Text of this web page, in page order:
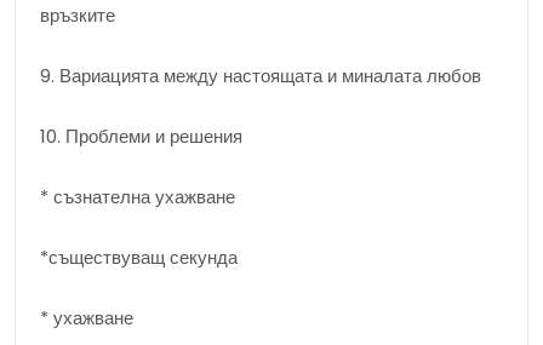
връзките
9. Вариацията между настоящата и миналата любов
10. Проблеми и решения
* съзнателна ухажване
*съществуващ секунда
* ухажване